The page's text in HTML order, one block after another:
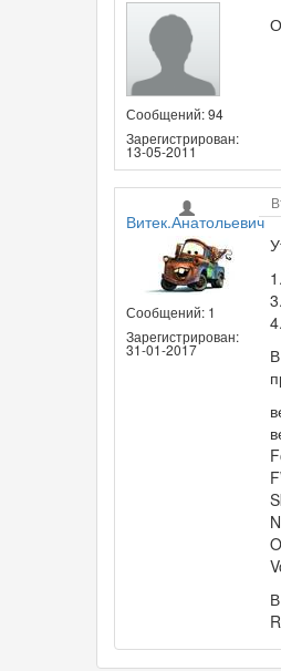
Сообщений: 94
Зарегистрирован:
13-05-2011
Витек.Анатольевич
Сообщений: 1
Зарегистрирован:
31-01-2017